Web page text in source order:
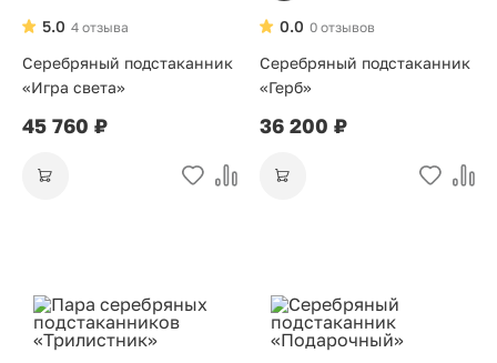
4 отзыва
5.0
Серебряный подстаканник
«Игра света»
45 760 ₽
0 отзывов
0.0
Серебряный подстаканник
«Герб»
36 200 ₽